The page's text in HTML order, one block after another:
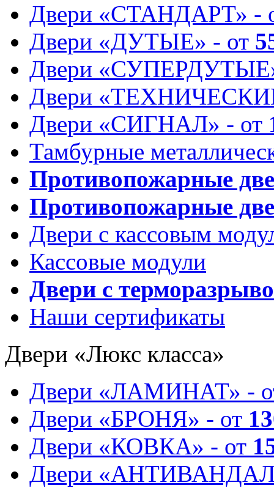
Двери «СТАНДАРТ» -
Двери «ДУТЫЕ» - от
Двери
Двери
Двери «СИГНАЛ» - от
Тамбурные
Противопожарные
Противопожарные
Двери с кассовым
Кассовые модули
Двери с
Наши сертификаты
Двери «Люкс класса»
Двери «ЛАМИНАТ» -
Двери «БРОНЯ» - от
Двери «КОВКА» - от
Двери